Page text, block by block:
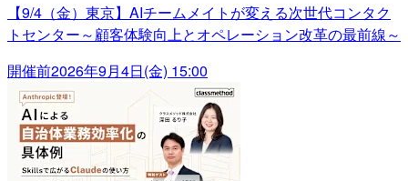
【9/4（金）東京】AIチームメイトが変える次世代コンタク
トセンター～顧客体験向上とオペレーション改革の最前線～
開催前2026年9月4日(金) 15:00